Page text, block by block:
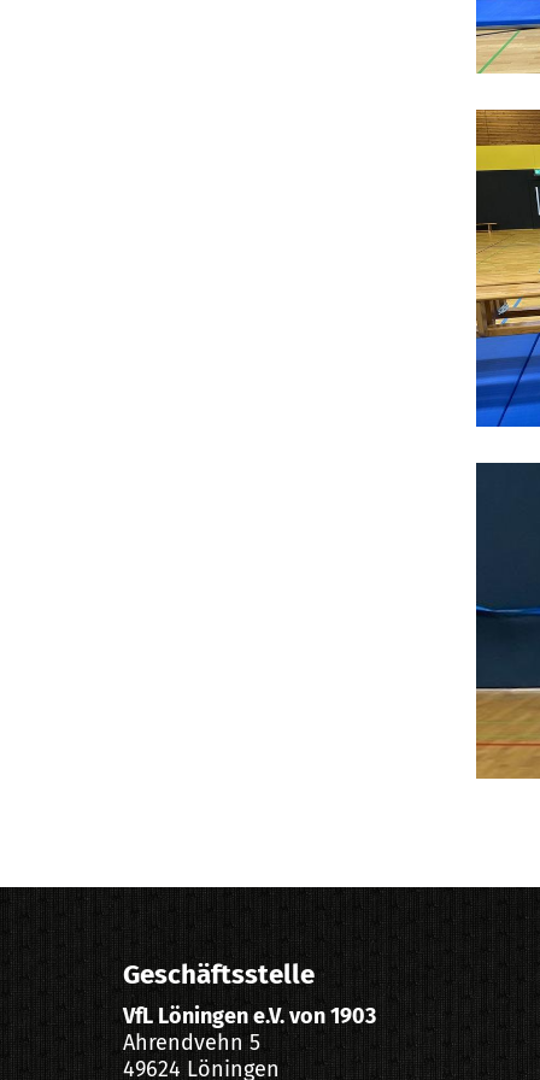
Geschäftsstelle
VfL Löningen e.V. von 1903
Ahrendvehn 5
49624 Löningen